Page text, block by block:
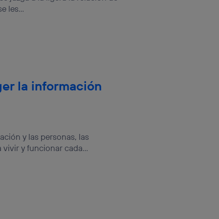
les...
la información
y las personas, las
y funcionar cada...
que
la parte